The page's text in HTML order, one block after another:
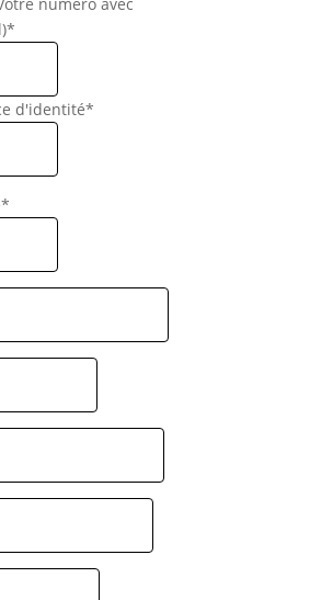
d'identité*